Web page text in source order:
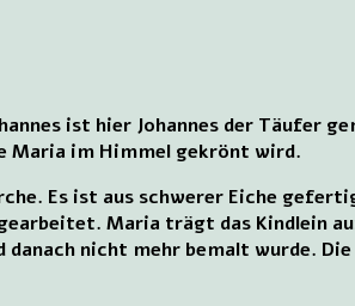
ist hier Johannes der Täufer
Maria im Himmel gekrönt wird.
Es ist aus schwerer Eiche
Maria trägt das Kindlein
nicht mehr bemalt wurde.